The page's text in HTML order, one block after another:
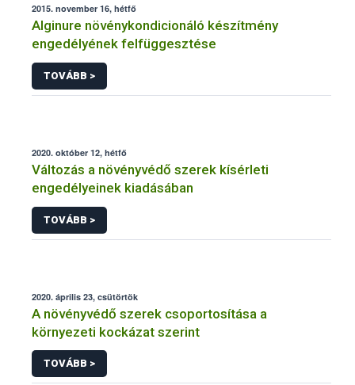
2015. november 16, hétfő
Alginure növénykondicionáló készítmény
engedélyének felfüggesztése
TOVÁBB >
2020. október 12, hétfő
Változás a növényvédő szerek kísérleti
engedélyeinek kiadásában
TOVÁBB >
2020. április 23, csütörtök
A növényvédő szerek csoportosítása a
környezeti kockázat szerint
TOVÁBB >